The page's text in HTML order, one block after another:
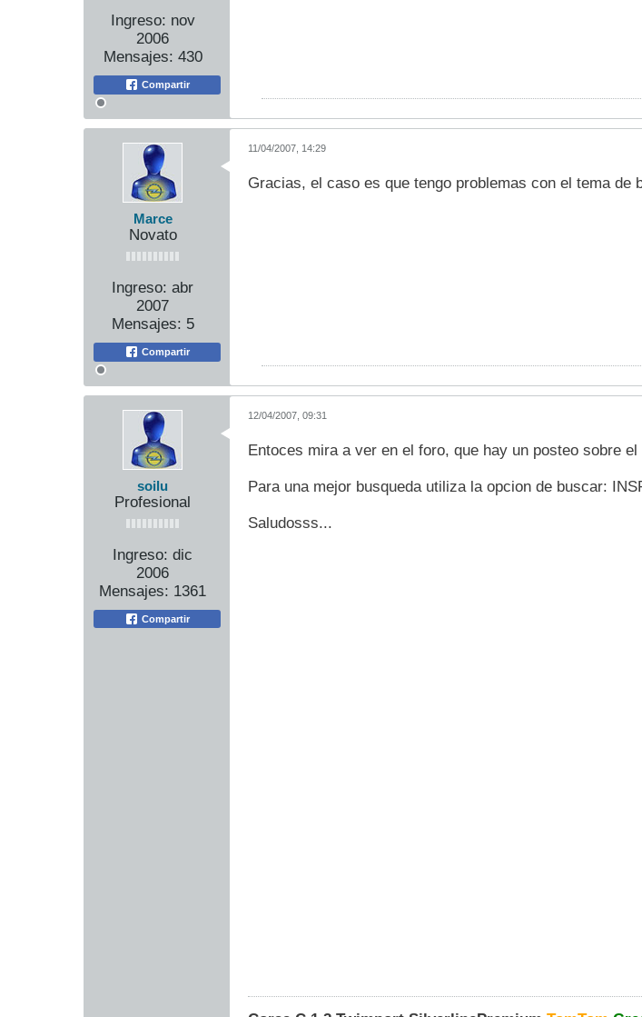
Ingreso: nov
2006
Mensajes: 430
Compartir
Marce
Novato
Ingreso: abr
2007
Mensajes: 5
Compartir
11/04/2007, 14:29
Gracias, el caso es que tengo problemas con el tema
soilu
Profesional
Ingreso: dic
2006
Mensajes: 1361
Compartir
12/04/2007, 09:31
Entoces mira a ver en el foro, que hay un posteo sobre
Para una mejor busqueda utiliza la opcion de buscar:
Saludosss...